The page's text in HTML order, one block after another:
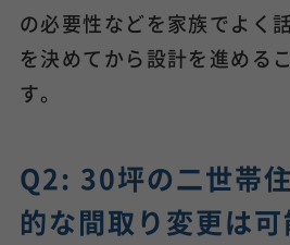
の必要性などを家族でよく
を決めてから設計を進める
す。
Q2: 30坪の二世帯
的な間取り変更は可